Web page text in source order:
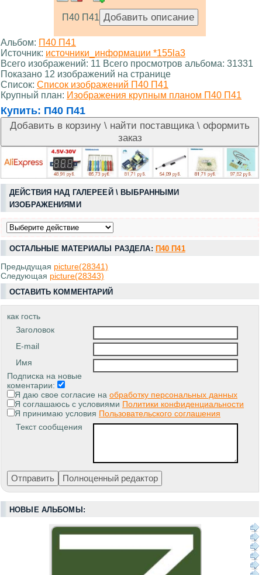
П40 П41
Альбом: П40 П41
Источник: источники_информации *155la3
Всего изображений: 11 Всего просмотров альбома: 31331
Показано 12 изображений на странице
Список: Список изображений П40 П41
Крупный план: Изображения крупным планом П40 П41
Купить: П40 П41
ДЕЙСТВИЯ НАД ГАЛЕРЕЕЙ \ ВЫБРАННЫМИ
ИЗОБРАЖЕНИЯМИ
ОСТАЛЬНЫЕ МАТЕРИАЛЫ РАЗДЕЛА: П40 П41
Предыдущая picture(28341)
Следующая picture(28343)
ОСТАВИТЬ КОММЕНТАРИЙ
как гость
Заголовок
E-mail
Имя
Подписка на новые
коментарии:
Я даю свое согласие на обработку персональных данных
Я соглашаюсь с условиями Политики конфиденциальности
Я принимаю условия Пользовательского соглашения
Текст сообщения
НОВЫЕ АЛЬБОМЫ: